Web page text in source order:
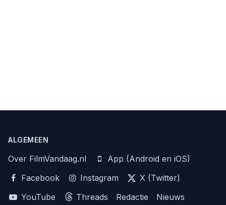
ALGEMEEN
Over FilmVandaag.nl
App (Android en iOS)
Facebook
Instagram
X (Twitter)
YouTube
Threads Redactie Nieuws